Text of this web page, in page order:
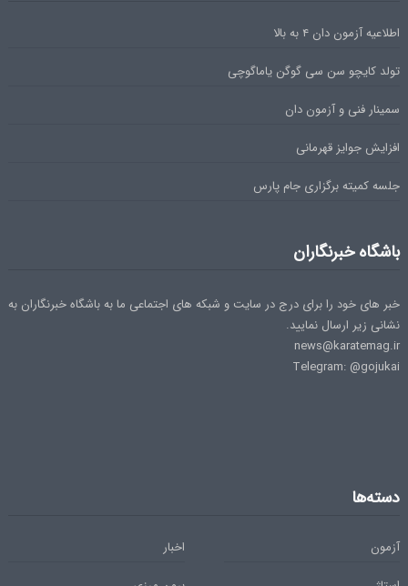
اطلاعیه آزمون دان ۴ به بالا
تولد کایچو سن سی گوگن یاماگوچی
سمینار فنی و آزمون دان
افزایش جوایز قهرمانی
جلسه کمیته برگزاری جام پارس
باشگاه خبرنگاران
خبر های خود را برای درج در سایت و شبکه های اجتماعی ما به باشگاه خبرنگاران به
نشانی زیر ارسال نمایید.
news@karatemag.ir
Telegram: @gojukai
دسته‌ها
آزمون
اخبار